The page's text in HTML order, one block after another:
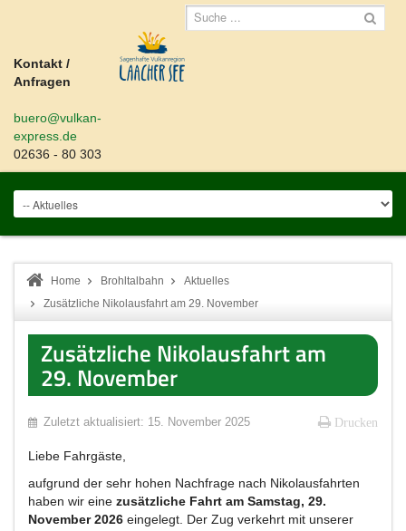
Kontakt /
Anfragen
buero@vulkan-
express.de
02636 - 80 303
Home Brohltalbahn
Aktuelles
Zusätzliche Nikolausfahrt am 29. November
Zusätzliche Nikolausfahrt am
29. November
Drucken
Zuletzt aktualisiert: 15. November 2025
Liebe Fahrgäste,
aufgrund der sehr hohen Nachfrage nach Nikolausfahrten
haben wir eine zusätzliche Fahrt am Samstag, 29.
November 2026 eingelegt. Der Zug verkehrt mit unserer